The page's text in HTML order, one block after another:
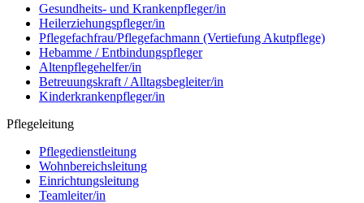
Gesundheits- und Krankenpfleger/in
Heilerziehungspfleger/in
Pflegefachfrau/Pflegefachmann (Vertiefung Akutpflege)
Hebamme / Entbindungspfleger
Altenpflegehelfer/in
Betreuungskraft / Alltagsbegleiter/in
Kinderkrankenpfleger/in
Pflegeleitung
Pflegedienstleitung
Wohnbereichsleitung
Einrichtungsleitung
Teamleiter/in